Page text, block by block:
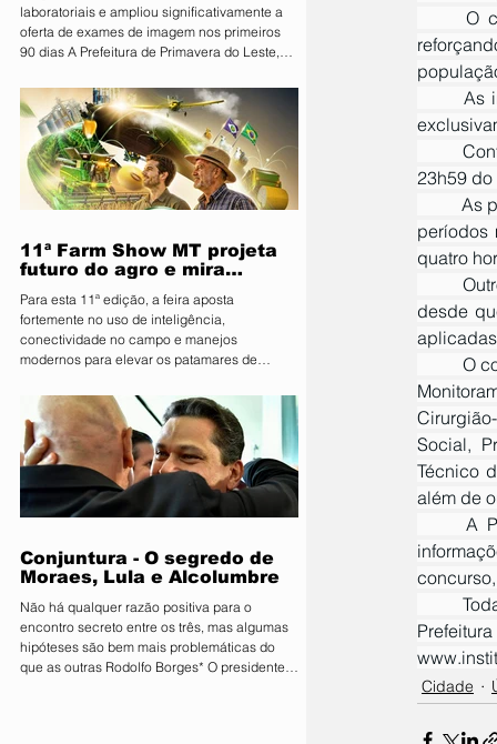
laboratoriais e ampliou significativamente a
oferta de exames de imagem nos primeiros
90 dias A Prefeitura de Primavera do Leste,
apresentou nesta sexta-feira (07) os
resultados dos primeiros 90 dias do programa
Vira Saúde. Ao todo, aproximadamente 28 mil
pessoas foram beneficiadas pelas ações
realizadas no período. Durante os primeiros
três meses, foram realizados 141.574 exames
laboratoria
11ª Farm Show MT projeta
futuro do agro e mira
sociedade
Para esta 11ª edição, a feira aposta
fortemente no uso de inteligência,
conectividade no campo e manejos
modernos para elevar os patamares de
Primavera do Leste deu o pontapé inicial para
uma das maiores vitrines tecnológicas do
Centro-Oeste. A organização lançou
oficialmente a 11ª edição da Farm Show MT.
Consolidada como um ambiente de negócios
que movimenta quantias milionárias, a feira
traz como principal bandeira o lema
Conjuntura - O segredo de
Moraes, Lula e Alcolumbre
Não há qualquer razão positiva para o
encontro secreto entre os três, mas algumas
hipóteses são bem mais problemáticas do
que as outras Rodolfo Borges* O presidente
23h59
	As provas objetivas para todos os cargos estão previstas para o dia 13 de setembro de 2026, nos
períodos
quatro
desde
Social,
Técnico
além de
	A Prefeitura orienta que os candidatos leiam atentamente o edital, onde constam todas as
Cidade